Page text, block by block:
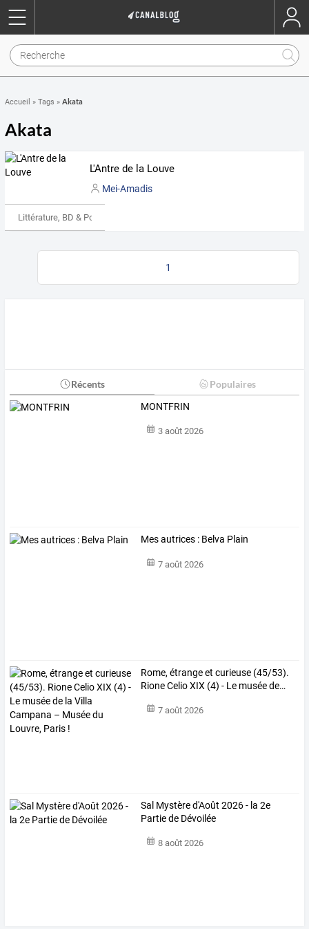
Accueil » Tags » Akata
Akata
L'Antre de la Louve
Mei-Amadis
Littérature, BD & Poésie
1
Récents Populaires
MONTFRIN
3 août 2026
Mes autrices : Belva Plain
7 août 2026
Rome, étrangeet curieuse (45/53).
RioneCelioXIX (4) - Le muséede…
7 août 2026
Sal Mystère d'Août 2026 - la 2e
Partie de Dévoilée
8 août 2026